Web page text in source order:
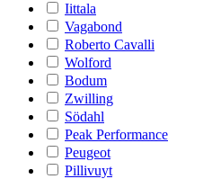
Iittala
Vagabond
Roberto Cavalli
Wolford
Bodum
Zwilling
Södahl
Peak Performance
Peugeot
Pillivuyt